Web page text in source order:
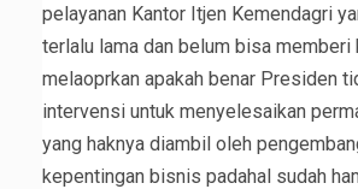
pelayanan Kantor Itjen Kemendagri
terlalu lama dan belum bisa memberi
melaoprkan apakah benar Presiden
intervensi untuk menyelesaikan
yang haknya diambil oleh
kepentingan bisnis padahal sudah